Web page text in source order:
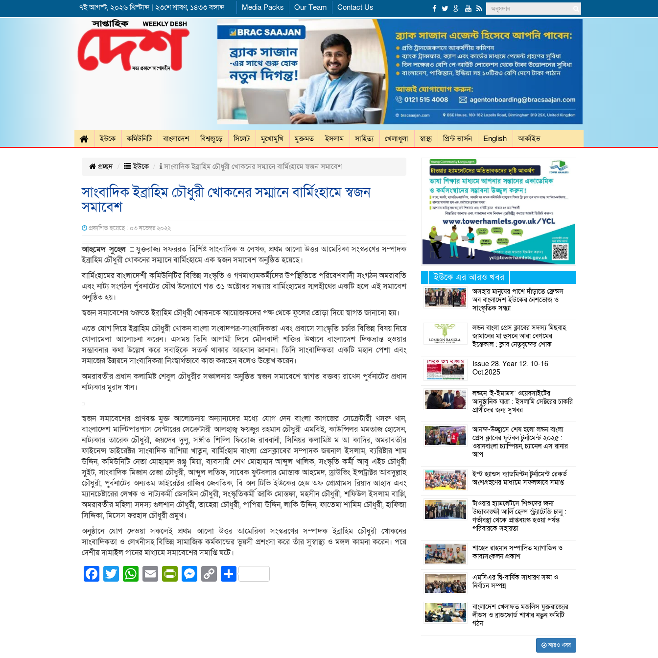
৭ই আগস্ট, ২০২৬ খ্রিস্টাব্দ | ২৩শে শ্রাবণ, ১৪৩৩ বঙ্গাব্দ Media Packs Our Team Contact Us
ইউকে কমিউনিটি বাংলাদেশ বিশ্বজুড়ে সিলেট মুখোমুখি মুক্তমত ইসলাম সাহিত্য খেলাধুলা স্বাস্থ্য প্রিন্ট ভার্সন English আর্কাইভ
প্রচ্ছদ ইউকে সাংবাদিক ইব্রাহিম চৌধুরী খোকনের সম্মানে বার্মিংহামে স্বজন সমাবেশ
সাংবাদিক ইব্রাহিম চৌধুরী খোকনের সম্মানে বার্মিংহামে স্বজন
সমাবেশ
প্রকাশিত হয়েছে : ০৩ নভেম্বর ২০২২
আহমেদ সুহেল ::যুক্তরাজ্য সফররত বিশিষ্ট সাংবাদিক ও লেখক, প্রথম আলো উত্তর আমেরিকা সংস্করণের সম্পাদক
ইব্রাহিম চৌধুরী খোকনের সম্মানে বার্মিংহামে এক স্বজন সমাবেশ অনুষ্ঠিত হয়েছে।
বার্মিংহামের বাংলাদেশী কমিউনিটির বিভিন্ন সংস্কৃতি ও গণমাধ্যমকর্মীদের উপস্থিতিতে পরিবেশবাদী সংগঠন অমরাবতি
এবং নাট্য সংগঠন র্পুবনাটের যৌথ উদ্যোগে গত ৩১ অক্টোবর সন্ধ্যায় বার্মিংহামের স্মলহীথের একটি হলে এই সমাবেশ
অনুষ্ঠিত হয়।
স্বজন সমাবেশের শুরুতে ইব্রাহিম চৌধুরী খোকনকে আয়োজকদের পক্ষ থেকে ফুলের তোড়া দিয়ে স্বাগত জানানো হয়।
এতে যোগ দিয়ে ইব্রাহিম চৌধুরী খোকন বাংলা সংবাদপত্র-সাংবাদিকতা এবং প্রবাসে সাংস্কৃতি চর্চার বিভিন্ন বিষয় নিয়ে
খোলামেলা আলোচনা করেন। এসময় তিনি আগামী দিনে মৌলবাদী শক্তির উত্থানে বাংলাদেশ দিকভ্রান্ত হওয়ার
সম্ভাবনার কথা উল্লেখ করে সবাইকে সতর্ক থাকার আহবান জানান। তিনি সাংবাদিকতা একটি মহান পেশা এবং
সমাজের উন্নয়নে সাংবাদিকরা নিঃস্বার্থভাবে কাজ করছেন বলেও উল্লেখ করেন।
অমরাবতীর প্রধান কলামিষ্ট শেবুল চৌধুরীর সঞ্চালনায় অনুষ্ঠিত স্বজন সমাবেশে স্বাগত বক্তব্য রাখেন পুর্বনাটের প্রধান
নাট্যকার মুরাদ খান।
স্বজন সমাবেশের প্রাণবন্ত মুক্ত আলোচনায় অন্যান্যদের মধ্যে যোগ দেন বাংলা কাগজের সেক্রেটারী খসরু খান,
বাংলাদেশ মাল্টিপারপাস সেন্টারের সেক্রেটারী আলহাজ্ব ফয়জুর রহমান চৌধুরী এমবিই, কাউন্সিলর মমতাজ হোসেন,
নাট্যকার তারেক চৌধুরী, জয়দেব দুলু, সঙ্গীত শিল্পি ফিরোজ রাব্বানী, সিনিয়র কলামিষ্ট ম আ কাদির, অমরাবতীর
ফাইনেন্স ডাইরেক্টর সাংবাদিক রাশিয়া খাতুন, বার্মিংহাম বাংলা প্রেসক্লাবের সম্পাদক জয়নাল ইসলাম, ব্যরিষ্টার শাম
উদ্দিন, কমিউনিটি নেতা মোহাম্মদ রঞ্জু মিয়া, ব্যবসায়ী শেখ মোহাম্মদ আব্দুল খালিক, সংস্কৃতি কর্মী আবু এইচ চৌধুরী
সুইট, সাংবাদিক মিজান রেজা চৌধুরী, আব্দুল লতিফ, সাবেক ফুটবলার মোস্তাক আহমেদ, ড্রাউভিং ইন্সট্রাক্টর আবদুল্লাহ
চৌধুরী, পুর্বনাটের অন্যতম ডাইরেক্টর রাজিব জেবতিক, বি অন টিভি ইউকের হেড অফ প্রোগ্রামস রিয়াদ আহাদ এবং
ম্যানচেষ্টারের লেখক ও নাট্যকর্মী জেসমিন চৌধুরী, সংস্কৃতিকর্মী জাকি মোস্তফা, মহসীন চৌধুরী, শফিউল ইসলাম বাপ্পি,
অমরাবতীর মহিলা সদস্য গুলশান চৌধুরী, তাহেরা চৌধুরী, পাপিয়া উদ্দিন, লাকি উদ্দিন, ফাতেমা শামিম চৌধুরী, হাফিজা
সিদ্দিকা, মিসেস ফরহাদ চৌধুরী প্রমুখ।
অনুষ্ঠানে যোগ দেওয়া সকলেই প্রথম আলো উত্তর আমেরিকা সংস্করণের সম্পাদক ইব্রাহিম চৌধুরী খোকনের
সাংবাদিকতা ও লেখনীসহ বিভিন্ন সামাজিক কর্মকান্ডের ভূয়সী প্রশংসা করে তাঁর সুস্বাস্থ্য ও মঙ্গল কামনা করেন। পরে
দেশীয় দামাইল গানের মাধ্যমে সমাবেশের সমাপ্তি ঘটে।
Facebook
Twitter
WhatsApp
EmailPrintFriendly
Messenger
CopyShare
ইউকে এর আরও খবর
অসহায় মানুষের পাশে দাঁড়াতে ফ্রেন্ডস
অব বাংলাদেশ ইউকের নৈশভোজ ও
সাংস্কৃতিক সন্ধ্যা
লন্ডন বাংলা প্রেস ক্লাবের সদস্য মিছবাহ
জামালের মা হুসনে আরা বেগমের
ইন্তেকাল : ক্লাব নেতৃবৃন্দের শোক
Issue 28. Year 12. 10-16
Oct.2025
লন্ডনে ‘ই-ইমামস’ ওয়েবসাইটের
আনুষ্ঠানিক যাত্রা : ইসলামি সেক্টরের চাকরি
প্রার্থীদের জন্য সুখবর
আনন্দ-উচ্ছ্বাসে শেষ হলো লন্ডন বাংলা
প্রেস ক্লাবের ফুটবল টুর্নামেন্ট ২০২৫ :
ওয়ানবাংলা চ্যাম্পিয়ন, চ্যানেল এস রানার
আপ
ইস্ট হ্যান্ডস ব্যাডমিন্টন টুর্নামেন্ট রেকর্ড
অংশগ্রহণের মাধ্যমে সফলভাবে সমাপ্ত
টাওয়ার হ্যামলেটসে শিশুদের জন্য
উচ্চাকাঙ্ক্ষী আর্লি হেল্প স্ট্র্যাটেজি চালু :
গর্ভাবস্থা থেকে প্রাপ্তবয়স্ক হওয়া পর্যন্ত
পরিবারকে সহায়তা
শাহেদ রাহমান সম্পাদিত ম্যাগাজিন ও
কাব্যসংকলন প্রকাশ
এমসিএর দ্বি-বার্ষিক সাধারণ সভা ও
নির্বাচন সম্পন্ন
বাংলাদেশ খেলাফত মজলিস যুক্তরাজ্যের
লীডস ও ব্রাডফোর্ড শাখার নতুন কমিটি
গঠন
আরও খবর